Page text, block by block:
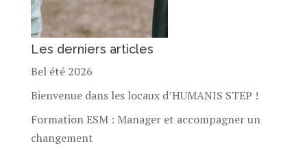
Les derniers articles
Bel été 2026
Bienvenue dans les locaux d’HUMANIS STEP !
Formation ESM : Manager et accompagner un
changement